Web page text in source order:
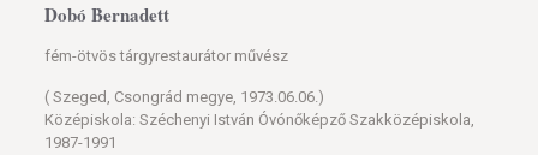
Dobó Bernadett
fém-ötvös tárgyrestaurátor művész
( Szeged, Csongrád megye, 1973.06.06.)
Középiskola: Széchenyi István Óvónőképző Szakközépiskola,
1987-1991